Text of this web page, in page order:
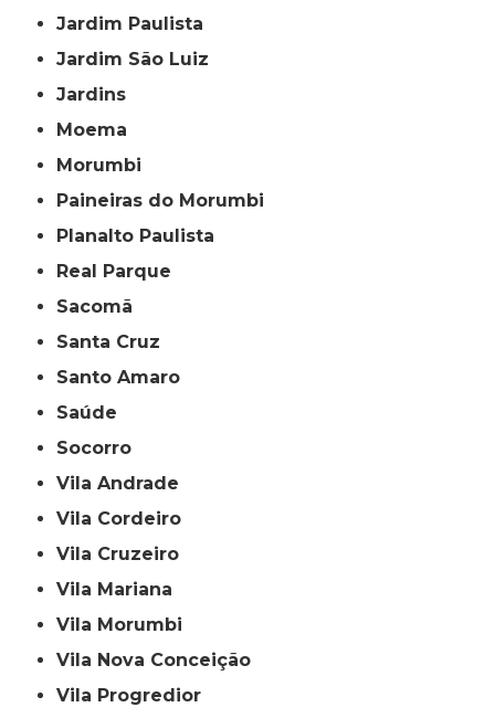
Jardim Paulista
Jardim São Luiz
Jardins
Moema
Morumbi
Paineiras do Morumbi
Planalto Paulista
Real Parque
Sacomã
Santa Cruz
Santo Amaro
Saúde
Socorro
Vila Andrade
Vila Cordeiro
Vila Cruzeiro
Vila Mariana
Vila Morumbi
Vila Nova Conceição
Vila Progredior